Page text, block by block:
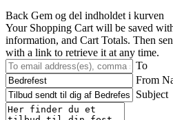
Back Gem og del indholdet i kurven
Your Shopping Cart will be saved
information, and Cart Totals. Then
with a link to retrieve it at any time.
To
From
Subject